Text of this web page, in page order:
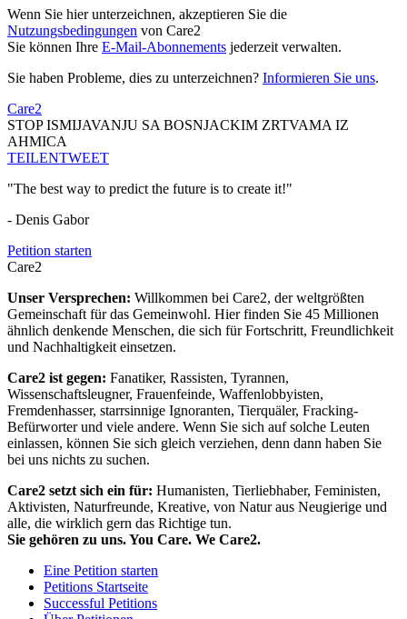
Wenn Sie hier unterzeichnen, akzeptieren Sie die
Nutzungsbedingungen von Care2
Sie können Ihre E-Mail-Abonnements jederzeit verwalten.
Sie haben Probleme, dies zu unterzeichnen? Informieren Sie uns.
Care2
STOP ISMIJAVANJU SA BOSNJACKIM ZRTVAMA IZ
AHMICA
TEILENTWEET
"The best way to predict the future is to create it!"
- Denis Gabor
Petition starten
Care2
Unser Versprechen: Willkommen bei Care2, der weltgrößten
Gemeinschaft für das Gemeinwohl. Hier finden Sie 45 Millionen
ähnlich denkende Menschen, die sich für Fortschritt, Freundlichkeit
und Nachhaltigkeit einsetzen.
Care2 ist gegen: Fanatiker, Rassisten, Tyrannen,
Wissenschaftsleugner, Frauenfeinde, Waffenlobbyisten,
Fremdenhasser, starrsinnige Ignoranten, Tierquäler, Fracking-
Befürworter und viele andere. Wenn Sie sich auf solche Leuten
einlassen, können Sie sich gleich verziehen, denn dann haben Sie
bei uns nichts zu suchen.
Care2 setzt sich ein für: Humanisten, Tierliebhaber, Feministen,
Aktivisten, Naturfreunde, Kreative, von Natur aus Neugierige und
alle, die wirklich gern das Richtige tun.
Sie gehören zu uns. You Care. We Care2.
Eine Petition starten
Petitions Startseite
Successful Petitions